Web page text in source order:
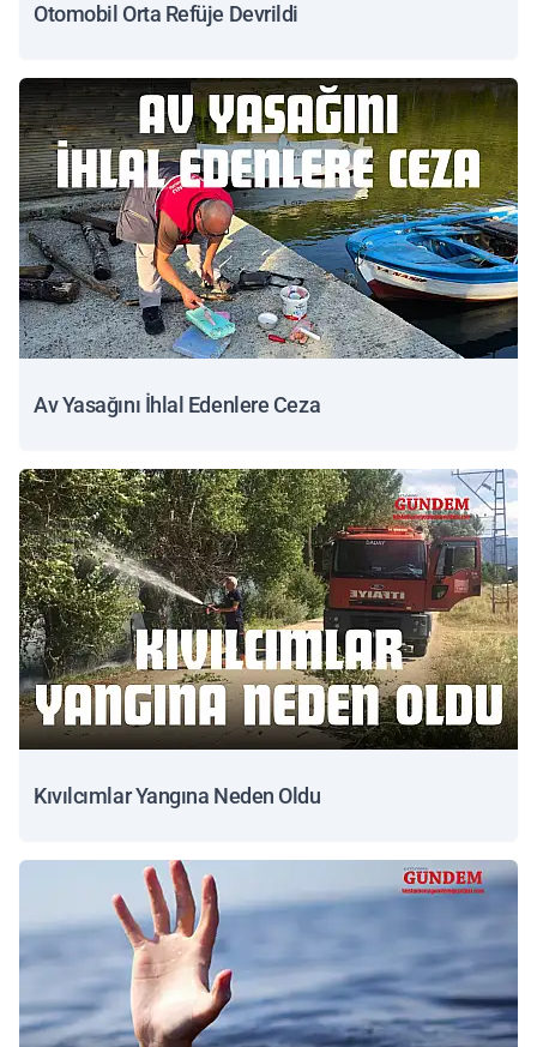
Otomobil Orta Refüje Devrildi
Av Yasağını İhlal Edenlere Ceza
Kıvılcımlar Yangına Neden Oldu